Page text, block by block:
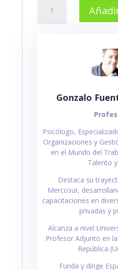
Psicopatología
Gonzalo
Psicólogo,
Organizaciones y
en el Mundo del
Talento
Destaca su
Mercosur,
capacitaciones en
privadas y
Alcanza a nivel
Profesor Adjunto en
República
Funda y dirige